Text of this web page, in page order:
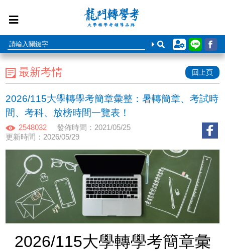
最新考情 回上頁
2026/115大學轉學考簡章彙整：暑轉簡章、考試時
間、考科、放榜時間一覽表！
2548032
發佈時間：2021/05/25
更新時間：2026/05/29
2026/115大學轉學考簡章彙